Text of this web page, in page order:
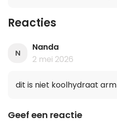
Reacties
N
Nanda
2 mei 2026
dit is niet koolhydraat arm
Geef een reactie